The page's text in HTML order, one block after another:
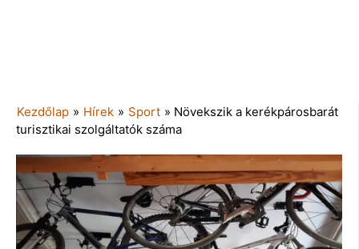
Kezdőlap » Hírek » Sport » Növekszik a kerékpárosbarát
turisztikai szolgáltatók száma